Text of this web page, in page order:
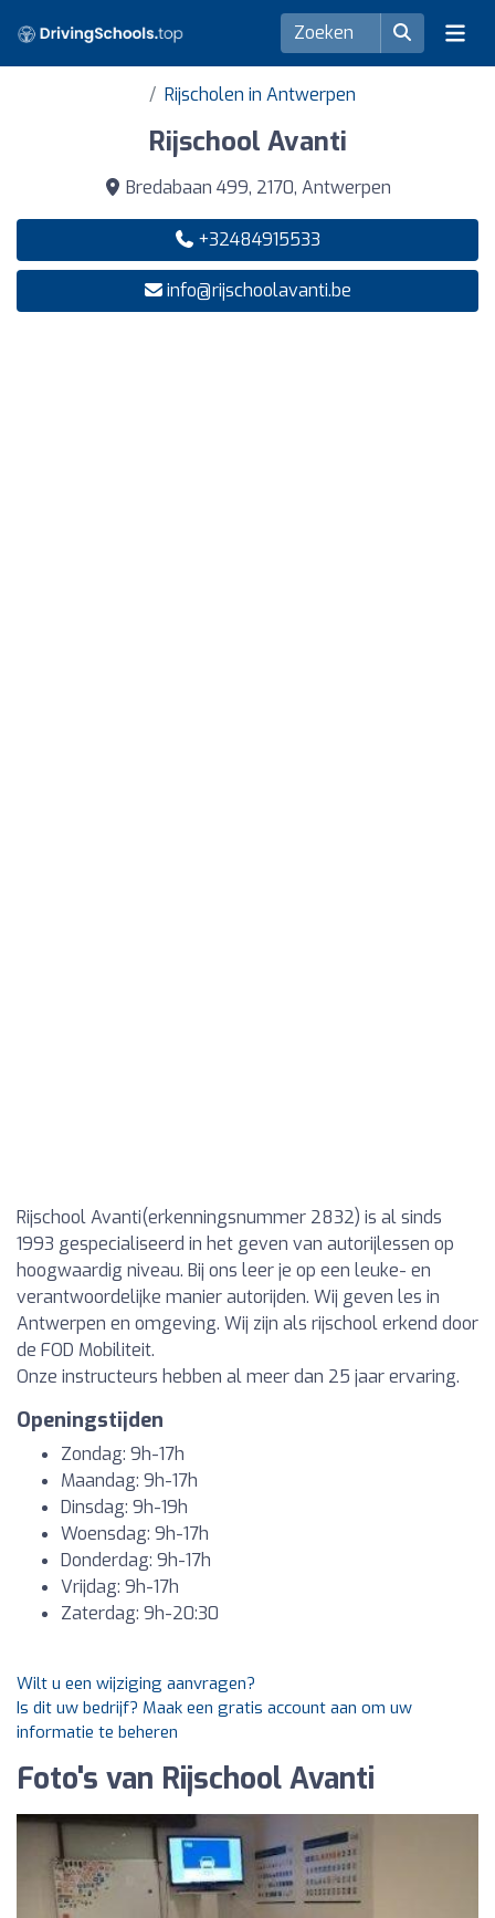
Rijscholen in Antwerpen
Rijschool Avanti
Bredabaan 499, 2170, Antwerpen
+32484915533
info@rijschoolavanti.be
Rijschool Avanti(erkenningsnummer 2832) is al sinds
1993 gespecialiseerd in het geven van autorijlessen op
hoogwaardig niveau. Bij ons leer je op een leuke- en
verantwoordelijke manier autorijden. Wij geven les in
Antwerpen en omgeving. Wij zijn als rijschool erkend door
de FOD Mobiliteit.
Onze instructeurs hebben al meer dan 25 jaar ervaring.
Openingstijden
Zondag: 9h-17h
Maandag: 9h-17h
Dinsdag: 9h-19h
Woensdag: 9h-17h
Donderdag: 9h-17h
Vrijdag: 9h-17h
Zaterdag: 9h-20:30
Wilt u een wijziging aanvragen?
Is dit uw bedrijf? Maak een gratis account aan om uw
informatie te beheren
Foto's van Rijschool Avanti